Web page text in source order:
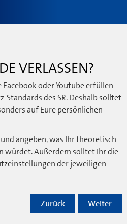
VERLASSEN?
oder Youtube erfüllen
Standards des SR. Deshalb solltet
auf Eure persönlichen
angeben, was Ihr theoretisch
würdet. Außerdem solltet Ihr die
der jeweiligen
Weiter
Zurück